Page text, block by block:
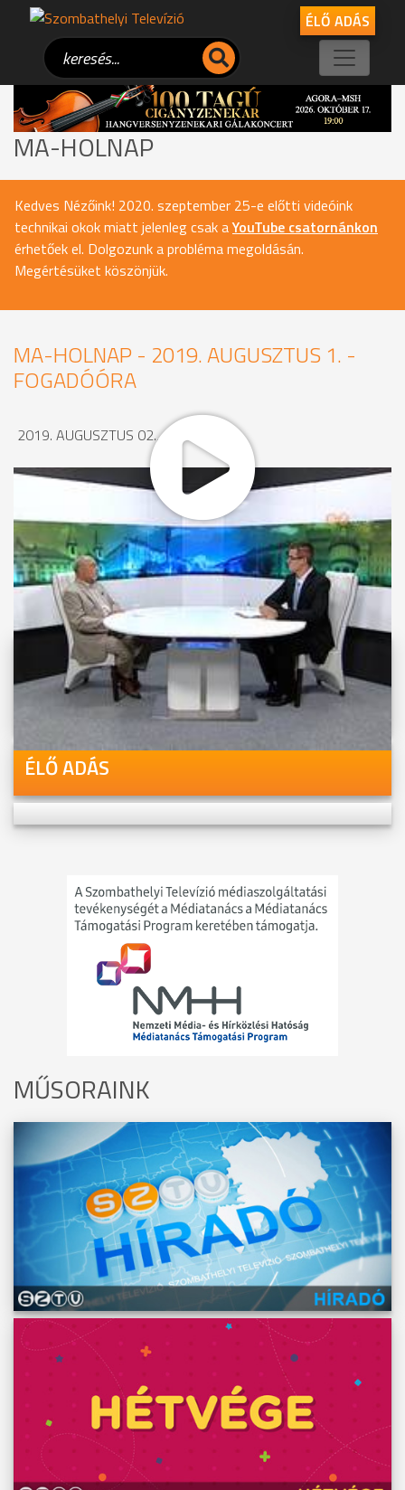
ÉLŐ ADÁS
MA-HOLNAP
Kedves Nézőink! 2020. szeptember 25-e előtti videóink
technikai okok miatt jelenleg csak aYouTube csatornánkon
érhetőek el. Dolgozunk a probléma megoldásán.
Megértésüket köszönjük.
MA-HOLNAP - 2019. AUGUSZTUS 1. -
FOGADÓÓRA
2019. AUGUSZTUS 02., 13:58
MEGOSZTÁS
Videóink megtekinthetőek
Youtube-csatornánkon is!
ÉLŐ ADÁS
MŰSORAINK